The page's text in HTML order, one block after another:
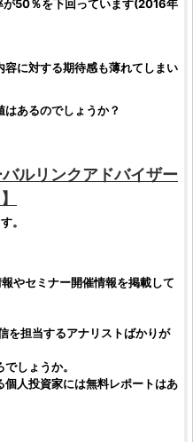
50％を下回っています(2016年
に対する期待感も薄れてしまい
はあるのでしょうか？
ルリンクアドバイザー
。
やセミナー開催情報を掲載して
を担当するアナリストばかりが
しょうか。
個人投資家には無料レポートはあ